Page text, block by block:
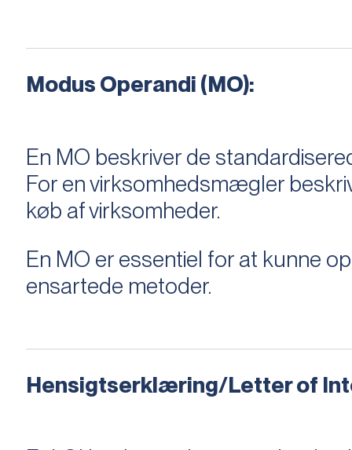
Modus Operandi (MO):
En MO beskriver de
For en virksomhedsmægler
køb af virksomheder.
En MO er essentiel for at kunne
ensartede metoder.
Hensigtserklæring/Letter of